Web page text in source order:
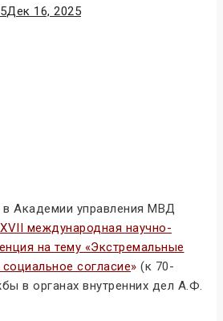
Дек 16, 2025
в Академии управления МВД
международная научно-
на тему «Экстремальные
согласие» (к 70-
в органах внутренних дел А.Ф.